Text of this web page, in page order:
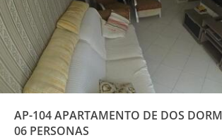
AP-104 APARTAMENTO DE DOS
06 PERSONAS